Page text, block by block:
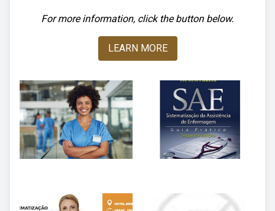
For more information, click the button below.
LEARN MORE